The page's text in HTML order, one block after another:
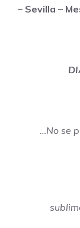
– Sevilla –
(El
…No se
sublime